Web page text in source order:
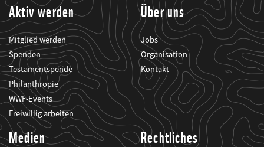
Aktiv werden
Mitglied werden
Spenden
Testamentspende
Philanthropie
WWF-Events
Freiwillig arbeiten
Über uns
Jobs
Organisation
Kontakt
Medien Rechtliches